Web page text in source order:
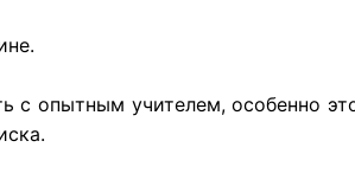
с опытным учителем, особенно